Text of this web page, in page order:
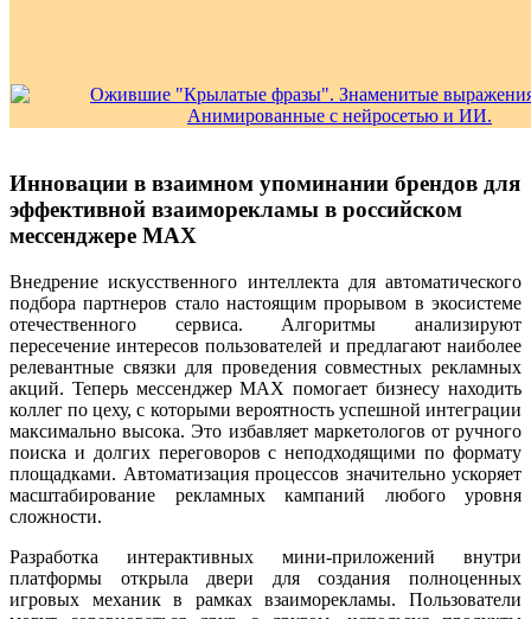
Инновации в взаимном упоминании брендов для
эффективной взаиморекламы в российском
мессенджере MAX
Внедрение искусственного интеллекта для автоматического
подбора партнеров стало настоящим прорывом в экосистеме
отечественного сервиса. Алгоритмы анализируют
пересечение интересов пользователей и предлагают наиболее
релевантные связки для проведения совместных рекламных
акций. Теперь мессенджер MAX помогает бизнесу находить
коллег по цеху, с которыми вероятность успешной интеграции
максимально высока. Это избавляет маркетологов от ручного
поиска и долгих переговоров с неподходящими по формату
площадками. Автоматизация процессов значительно ускоряет
масштабирование рекламных кампаний любого уровня
сложности.
Разработка интерактивных мини-приложений внутри
платформы открыла двери для создания полноценных
игровых механик в рамках взаиморекламы. Пользователи